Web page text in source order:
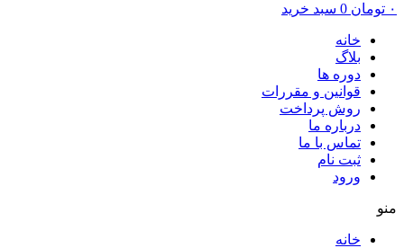
۰ تومان 0 سبد خرید
خانه
بلاگ
دوره ها
قوانین و مقررات
روش پرداخت
درباره ما
تماس با ما
ثبت نام
ورود
منو
خانه